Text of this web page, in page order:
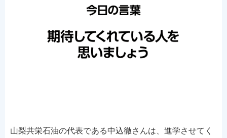
山梨共栄石油の代表である中込徹さんは、進学させてく